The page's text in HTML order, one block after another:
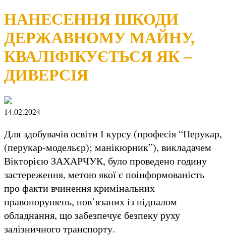
НАНЕСЕННЯ ШКОДИ
ДЕРЖАВНОМУ МАЙНУ,
КВАЛІФІКУЄТЬСЯ ЯК –
ДИВЕРСІЯ
14.02.2024
Для здобувачів освіти І курсу (професія “Перукар,
(перукар-модельєр); манікюрник”), викладачем
Вікторією ЗАХАРЧУК, було проведено годину
застереження, метою якої є поінформованість
про факти вчинення кримінальних
правопорушень, пов’язаних із підпалом
обладнання, що забезпечує безпеку руху
залізничного транспорту.